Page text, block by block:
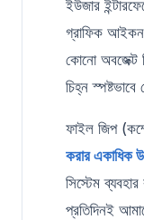
ইউজার
গ্রাফিক
কোনো অবজেক্ট
চিহ্ন স্পষ্টভাবে
ফাইল জিপ
করার একাধিক
সিস্টেম
প্রতিদিনই